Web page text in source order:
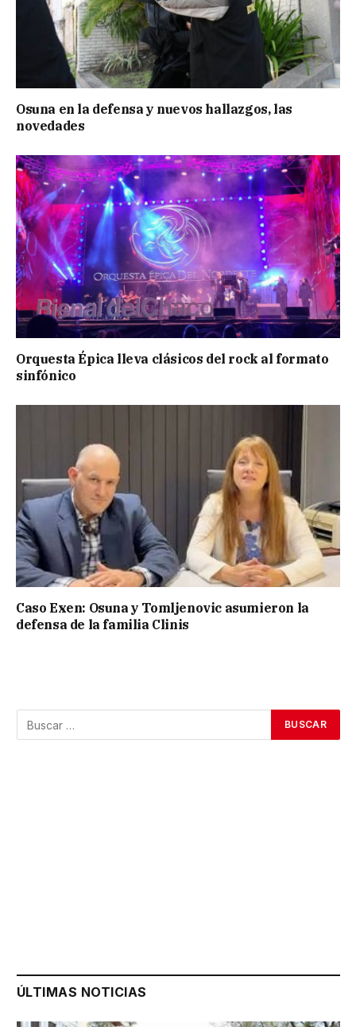
Osuna en la defensa y nuevos hallazgos, las
novedades
Orquesta Épica lleva clásicos del rock al formato
sinfónico
Caso Exen: Osuna y Tomljenovic asumieron la
defensa de la familia Clinis
ÚLTIMAS NOTICIAS